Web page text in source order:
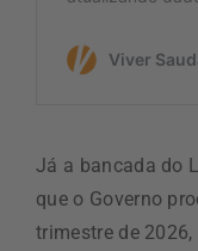
Já a bancada do
que o Governo
trimestre de 2026,